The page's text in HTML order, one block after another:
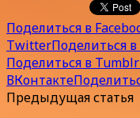
Поделиться в
TwitterПоделиться
Поделиться в Tumblr
ВКонтакте
Предыдущая статья